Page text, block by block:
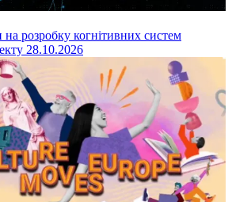
розробку когнітивних систем
28.10.2026